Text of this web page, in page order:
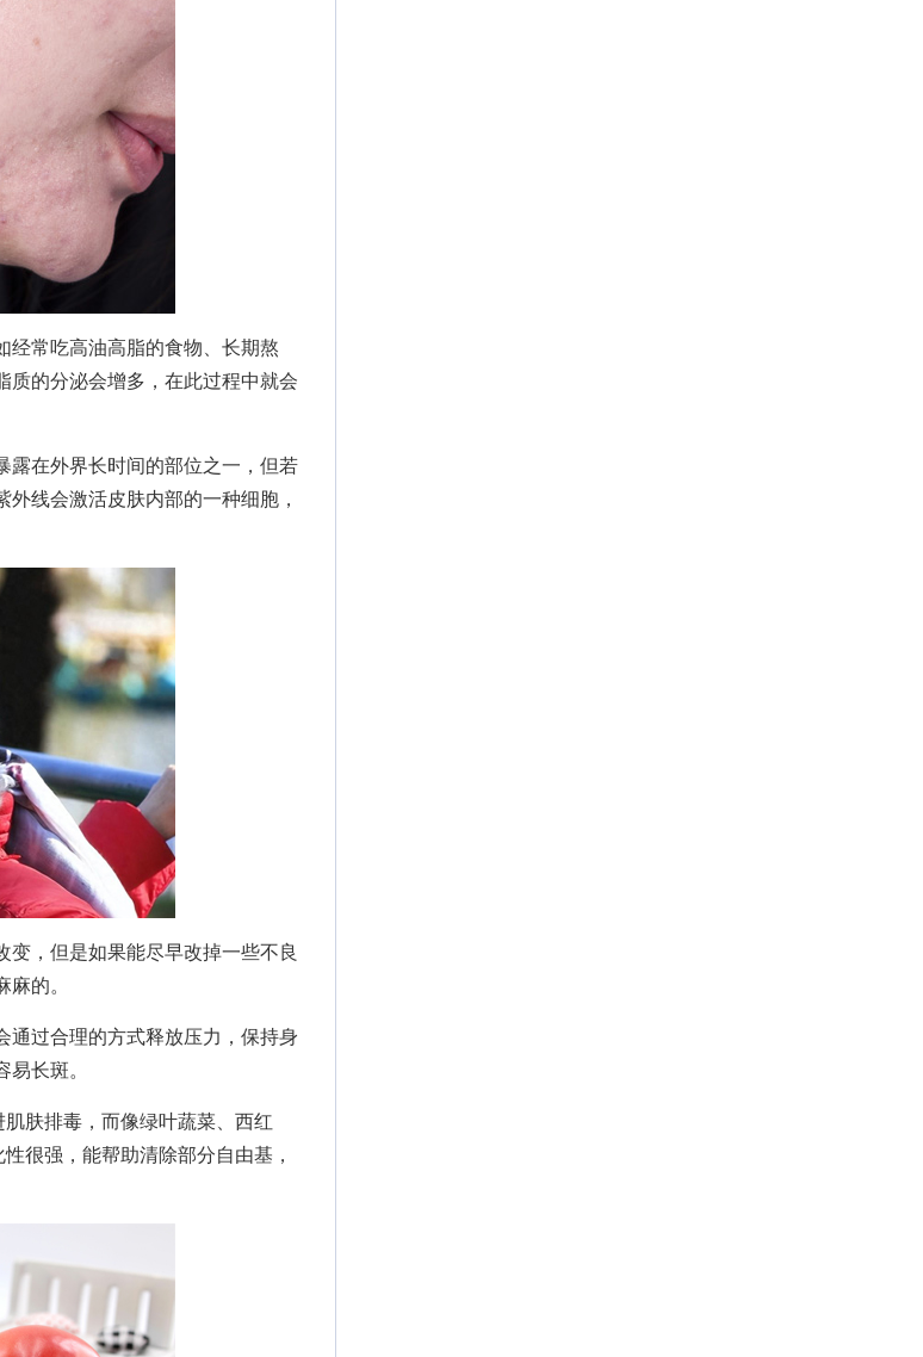
常吃高油高脂的食物、长期熬
质的分泌会增多，在此过程中就会
在外界长时间的部位之一，但若
线会激活皮肤内部的一种细胞，
，但是如果能尽早改掉一些不良
的。
过合理的方式释放压力，保持身
长斑。
肤排毒，而像绿叶蔬菜、西红
很强，能帮助清除部分自由基，